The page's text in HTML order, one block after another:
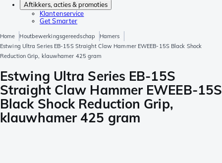
Aftikkers, acties & promoties
Klantenservice
Get Smarter
Home Houtbewerkingsgereedschap
Hamers
Estwing Ultra Series EB-15S Straight Claw Hammer EWEEB-15S Black Shock
Reduction Grip, klauwhamer 425 gram
Estwing Ultra Series EB-15S
Straight Claw Hammer EWEEB-15S
Black Shock Reduction Grip,
klauwhamer 425 gram